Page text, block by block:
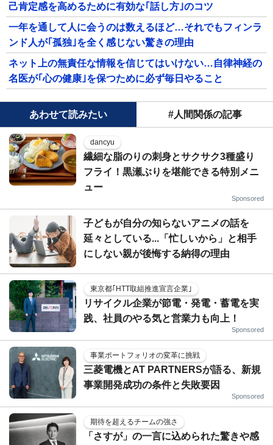
己肯定感を高めるために有効な｢話し方｣のコツ
一年を通して人に会うのは数えるほど…それでもフィンラ
ンド人が｢孤独｣を全く感じない驚きの理由
ネット上の無責任な情報を信じてはいけない…自律神経の
名医が｢心の健康｣を保つために必ず毎日やること
あわせて読みたい #人間関係の記事
dancyu
繊細な脂のりの刺身とサクサク3種盛り
フライ！黒瀬ぶりを堪能できる特別メニ
ュー
Sponsored
子どもが自分の知らないアニメの話を
延々としている...「忙しいから」と相手
にしない親が後悔する納得の理由
東京都｢HTT取組推進宣言企業｣
リサイクル企業が節電・発電・蓄電を実
践、社員のやる気と営業力も向上！
Sponsored
事業ポートフォリオの変革に挑戦
三菱電機とAT PARTNERSが語る、新規
事業開発成功の条件と失敗要因
Sponsored
期待を超えるチームの強さ
「さすが」の一言に込められた驚きや感